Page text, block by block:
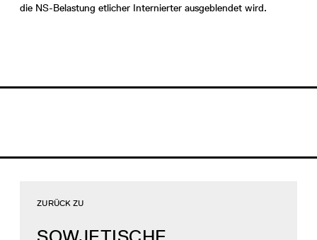
die NS-Belastung etlicher Internierter ausgeblendet wird.
ZURÜCK ZU